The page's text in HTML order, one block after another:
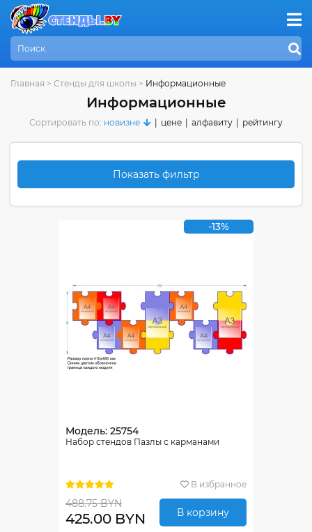
Главная > Стенды для школы > Информационные
Информационные
Сортировать по: новизне цене алфавиту рейтингу
Показать фильтр
-13%
Модель: 25754
Набор стендов Пазлы с карманами
В избранное
488.75 BYN
425.00 BYN В корзину